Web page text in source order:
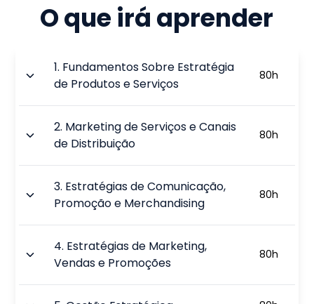
O que irá aprender
1. Fundamentos Sobre Estratégia
de Produtos e Serviços
80h
2. Marketing de Serviços e Canais
de Distribuição
80h
3. Estratégias de Comunicação,
Promoção e Merchandising
80h
4. Estratégias de Marketing,
Vendas e Promoções
80h